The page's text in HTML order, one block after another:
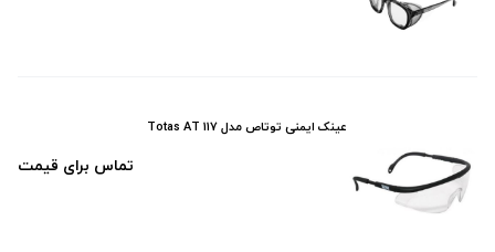
عینک ایمنی توتاص مدل Totas AT 117
تماس برای قیمت